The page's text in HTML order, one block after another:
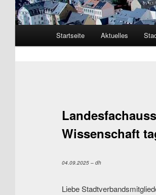
Zum Inhalt wechseln
Zum sekundären Inhalt
Startseite Aktuelles
Wissenschaft
04.09.2025 – dh
Liebe